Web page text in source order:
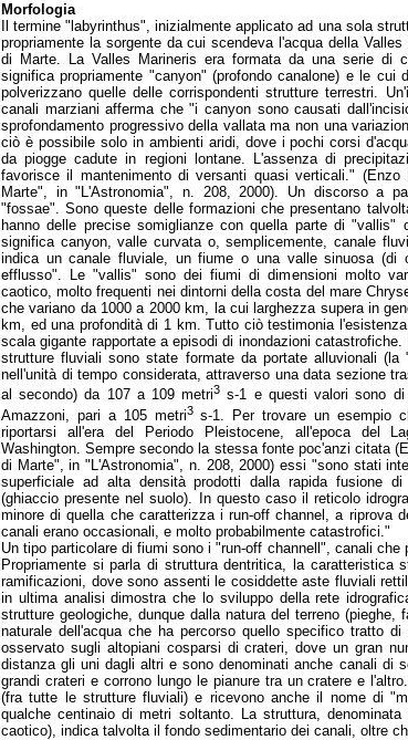
Morfologia
Il termine "labyrinthus", inizialmente applicato ad una sola
propriamente la sorgente da cui scendeva l'acqua della
di Marte. La Valles Marineris era formata da una serie di
significa propriamente "canyon" (profondo canalone) e le cui
polverizzano quelle delle corrispondenti strutture terrestri.
canali marziani afferma che "i canyon sono causati
sprofondamento progressivo della vallata ma non una
ciò è possibile solo in ambienti aridi, dove i pochi corsi
da piogge cadute in regioni lontane. L'assenza di
favorisce il mantenimento di versanti quasi verticali."
Marte", in "L'Astronomia", n. 208, 2000). Un discorso a
"fossae". Sono queste delle formazioni che presentano
hanno delle precise somiglianze con quella parte di "vallis"
significa canyon, valle curvata o, semplicemente, canale
indica un canale fluviale, un fiume o una valle sinuosa (di
efflusso". Le "vallis" sono dei fiumi di dimensioni molto
caotico, molto frequenti nei dintorni della costa del mare
che variano da 1000 a 2000 km, la cui larghezza supera in
km, ed una profondità di 1 km. Tutto ciò testimonia
scala gigante rapportate a episodi di inondazioni
strutture fluviali sono state formate da portate alluvionali
nell'unità di tempo considerata, attraverso una data sezione
al secondo) da 107 a 109 metri3 s-1 e questi valori sono
Amazzoni, pari a 105 metri3s-1. Per trovare un esempio
riportarsi all'era del Periodo Pleistocene, all'epoca del
Washington. Sempre secondo la stessa fonte poc'anzi citata
di Marte", in "L'Astronomia", n. 208, 2000) essi "sono stati
superficiale ad alta densità prodotti dalla rapida fusione
(ghiaccio presente nel suolo). In questo caso il reticolo
minore di quella che caratterizza i run-off channel, a riprova
canali erano occasionali, e molto probabilmente catastrofici."
Un tipo particolare di fiumi sono i "run-off channell", canali che
Propriamente si parla di struttura dentritica, la caratteristica
ramificazioni, dove sono assenti le cosiddette aste fluviali
in ultima analisi dimostra che lo sviluppo della rete
strutture geologiche, dunque dalla natura del terreno
naturale dell'acqua che ha percorso quello specifico tratto
osservato sugli altopiani cosparsi di crateri, dove un gran
distanza gli uni dagli altri e sono denominati anche canali di
grandi crateri e corrono lungo le pianure tra un cratere e
(fra tutte le strutture fluviali) e ricevono anche il nome di
qualche centinaio di metri soltanto. La struttura,
caotico), indica talvolta il fondo sedimentario dei canali, oltre